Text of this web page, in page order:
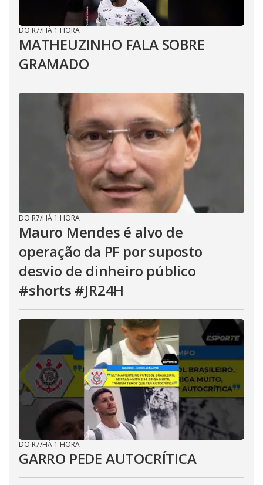
DO R7/HÁ 1 HORA
MATHEUZINHO FALA SOBRE
GRAMADO
DO R7/HÁ 1 HORA
Mauro Mendes é alvo de
operação da PF por suposto
desvio de dinheiro público
#shorts #JR24H
DO R7/HÁ 1 HORA
GARRO PEDE AUTOCRÍTICA